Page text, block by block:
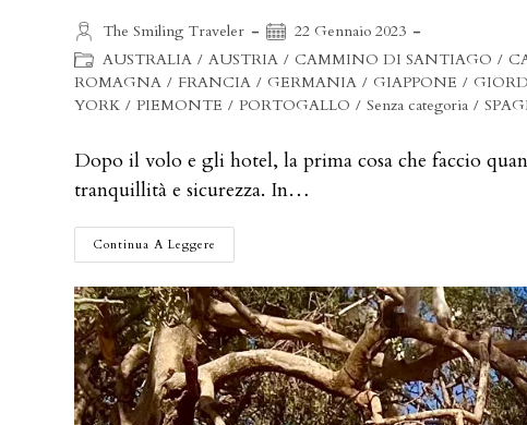
Autore
dell'articolo:
The Smiling Traveler
Articolo
pubblicato:
22 Gennaio 2023
Categoria
dell'articolo:
AUSTRALIA / AUSTRIA / CAMMINO DI SANTIAGO /
ROMAGNA / FRANCIA / GERMANIA / GIAPPONE /
YORK / PIEMONTE / PORTOGALLO / Senza categoria /
Dopo il volo e gli hotel, la prima cosa che faccio
tranquillità e sicurezza. In…
Continua A Leggere
VIAGGIO:
STIPULARLA,
QUALE
SCEGLIERE
E
UNO
SCONTO
HEYMONDO
PER
VOI!